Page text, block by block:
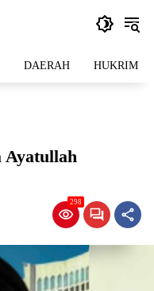
DAERAH HUKRIM
Ayatullah
298